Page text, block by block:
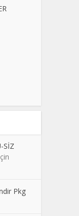
SİZ
Pkg